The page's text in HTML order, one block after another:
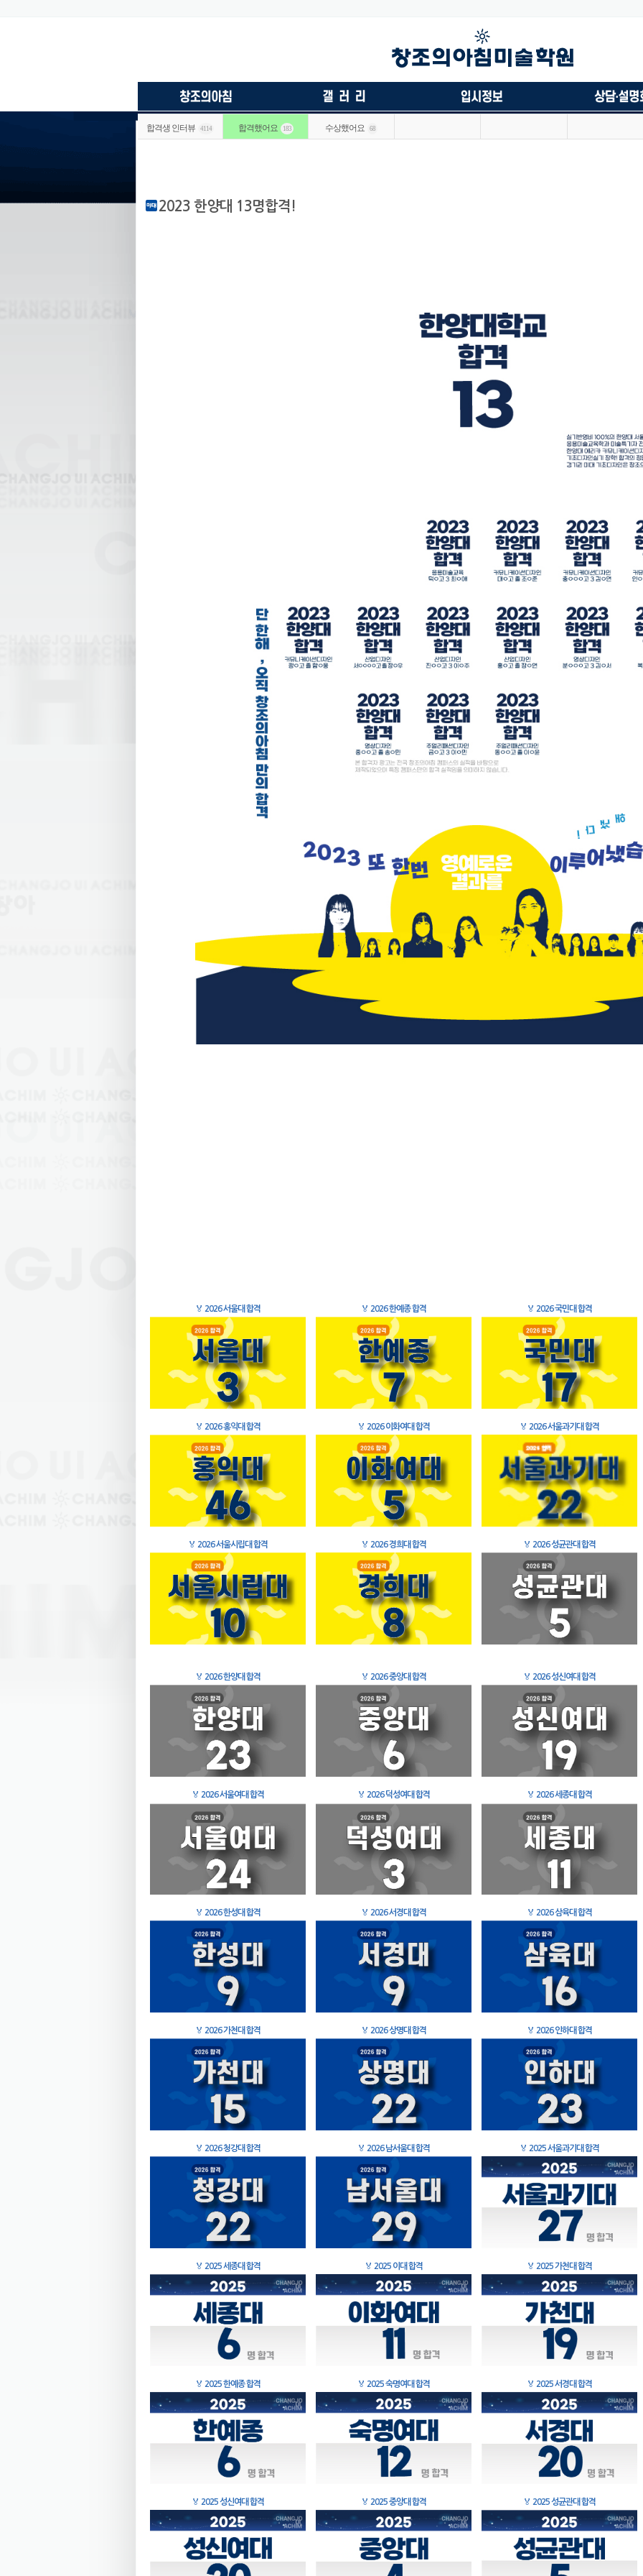
합격생 인터뷰 4114 합격했어요 183 수상했어요 68
2023 한양대 13명합격!
🏅 2026 서울대 합격 🏅 2026 한예종 합격 🏅 2026 국민대 합격
🏅 2026 홍익대 합격 🏅 2026 이화여대 합격 🏅 2026 서울과기대 합격
🏅 2026 서울시립대 합격 🏅 2026 경희대 합격 🏅 2026 성균관대 합격
🏅 2026 한양대 합격 🏅 2026 중앙대 합격 🏅 2026 성신여대 합격
🏅 2026 서울여대 합격 🏅 2026 덕성여대 합격 🏅 2026 세종대 합격
🏅 2026 한성대 합격 🏅 2026 서경대 합격 🏅 2026 삼육대 합격
🏅 2026 가천대 합격 🏅 2026 상명대 합격 🏅 2026 인하대 합격
🏅 2026 청강대 합격 🏅 2026 남서울대 합격 🏅 2025 서울과기대 합격
🏅 2025 세종대 합격 🏅 2025 이대 합격 🏅 2025 가천대 합격
🏅 2025 한예종 합격 🏅 2025 숙명여대 합격 🏅 2025 서경대 합격
🏅 2025 성신여대 합격 🏅 2025 중앙대 합격 🏅 2025 성균관대 합격